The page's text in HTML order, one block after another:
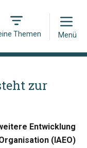
Themen
Open
Menü
zur
Entwicklung
(IAEO)